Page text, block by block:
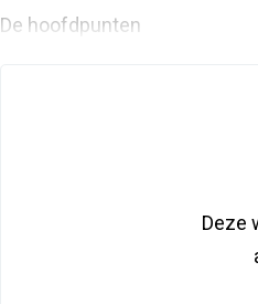
De hoofdpunten
Deze